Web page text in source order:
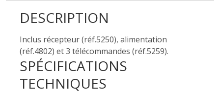
DESCRIPTION
Inclus récepteur (réf.5250), alimentation
(réf.4802) et 3 télécommandes (réf.5259).
SPÉCIFICATIONS
TECHNIQUES